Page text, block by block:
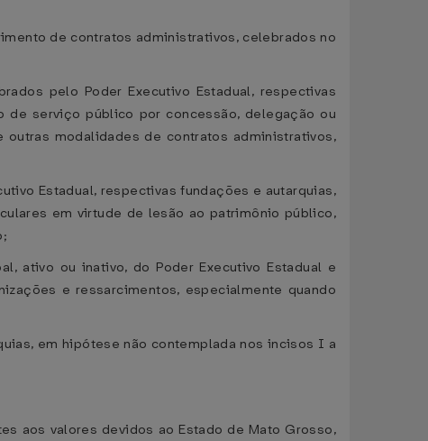
de contratos administrativos, celebrados no
pelo Poder Executivo Estadual, respectivas
serviço público por concessão, delegação ou
modalidades de contratos administrativos,
Estadual, respectivas fundações e autarquias,
em virtude de lesão ao patrimônio público,
ativo ou inativo, do Poder Executivo Estadual e
e ressarcimentos, especialmente quando
em hipótese não contemplada nos incisos I a
aos valores devidos ao Estado de Mato Grosso,